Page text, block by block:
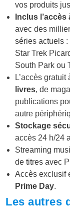
vos produits
Inclus
avec des
séries actuels
Star Trek
South Park ou
L’accès
livres, de
publications
autre
Stockage
accès 24 h/24
Streaming
de titres avec
Accès exclusif
Prime Day.
Les autres